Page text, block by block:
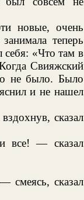
новые, очень
теперь
себя: «Что там в
Свияжский
не было. Было
и не нашел
сказал
все! — сказал
смеясь, сказал